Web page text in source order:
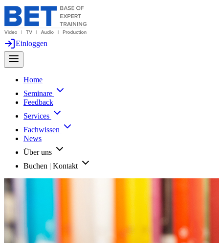
Einloggen
Home
Seminare
Feedback
Services
Fachwissen
News
Über uns
Buchen | Kontakt